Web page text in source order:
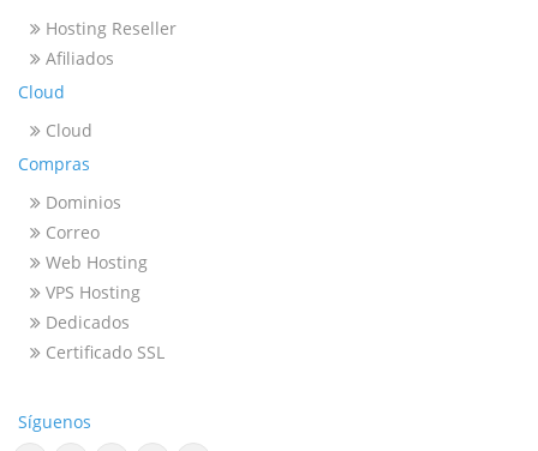
Hosting Reseller
Afiliados
Cloud
Cloud
Compras
Dominios
Correo
Web Hosting
VPS Hosting
Dedicados
Certificado SSL
Síguenos